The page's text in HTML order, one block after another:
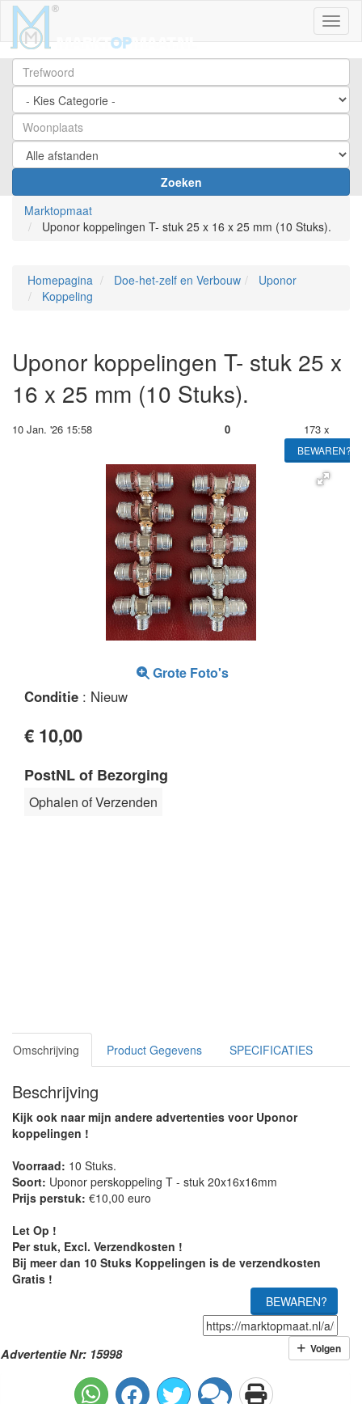
Zoeken
Marktopmaat
Uponor koppelingen T- stuk 25 x 16 x 25 mm (10 Stuks).
Homepagina Doe-het-zelf en Verbouw
Uponor
Koppeling
Uponor koppelingen T- stuk 25 x
16 x 25 mm (10 Stuks).
10 Jan. '26 15:58 0 173 x
BEWAREN?
Grote Foto's
Conditie : Nieuw
€ 10,00
PostNL of Bezorging
Ophalen of Verzenden
Omschrijving Product Gegevens SPECIFICATIES
Beschrijving
Kijk ook naar mijn andere advertenties voor Uponor
koppelingen !
Voorraad: 10 Stuks.
Soort: Uponor perskoppeling T - stuk 20x16x16mm
Prijs perstuk: €10,00 euro
Let Op !
Per stuk, Excl. Verzendkosten !
Bij meer dan 10 Stuks Koppelingen is de verzendkosten
Gratis !
BEWAREN?
Advertentie Nr: 15998 Volgen